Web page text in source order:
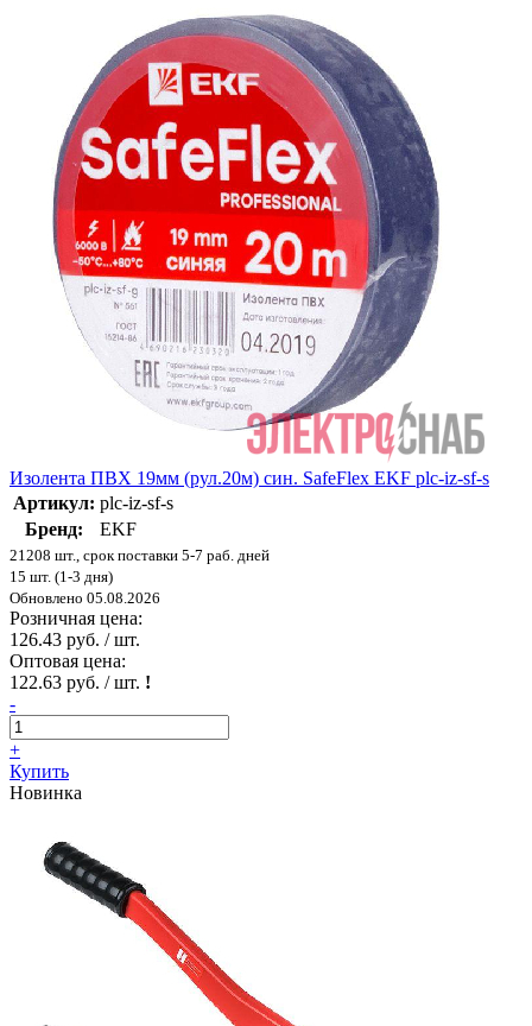
Изолента ПВХ 19мм (рул.20м) син. SafeFlex EKF plc-iz-sf-s
Артикул: plc-iz-sf-s
Бренд:
EKF
21208 шт., срок поставки 5-7 раб. дней
15 шт. (1-3 дня)
Обновлено 05.08.2026
Розничная цена:
126.43 руб. / шт.
Оптовая цена:
122.63 руб. / шт. !
-
+
Купить
Новинка